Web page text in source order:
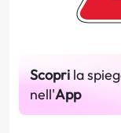
Scopri la
nell'App